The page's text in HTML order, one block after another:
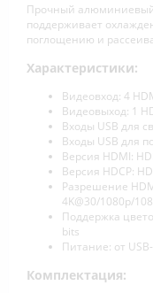
Прочный алюминиевый
поддерживает
поглощению и
Характеристики:
Видеовход: 4
Видеовыход: 1
Входы USB для
Входы USB для
Версия HDMI:
Версия HDCP:
Разрешение
4K@30/1080p/
Поддержка
bits
Питание: от
Комплектация: